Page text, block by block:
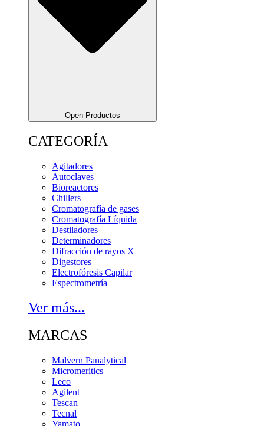
Open Productos
CATEGORÍA
Agitadores
Autoclaves
Bioreactores
Chillers
Cromatografía de gases
Cromatografía Líquida
Destiladores
Determinadores
Difracción de rayos X
Digestores
Electrofóresis Capilar
Espectrometría
Ver más...
MARCAS
Malvern Panalytical
Micromeritics
Leco
Agilent
Tescan
Tecnal